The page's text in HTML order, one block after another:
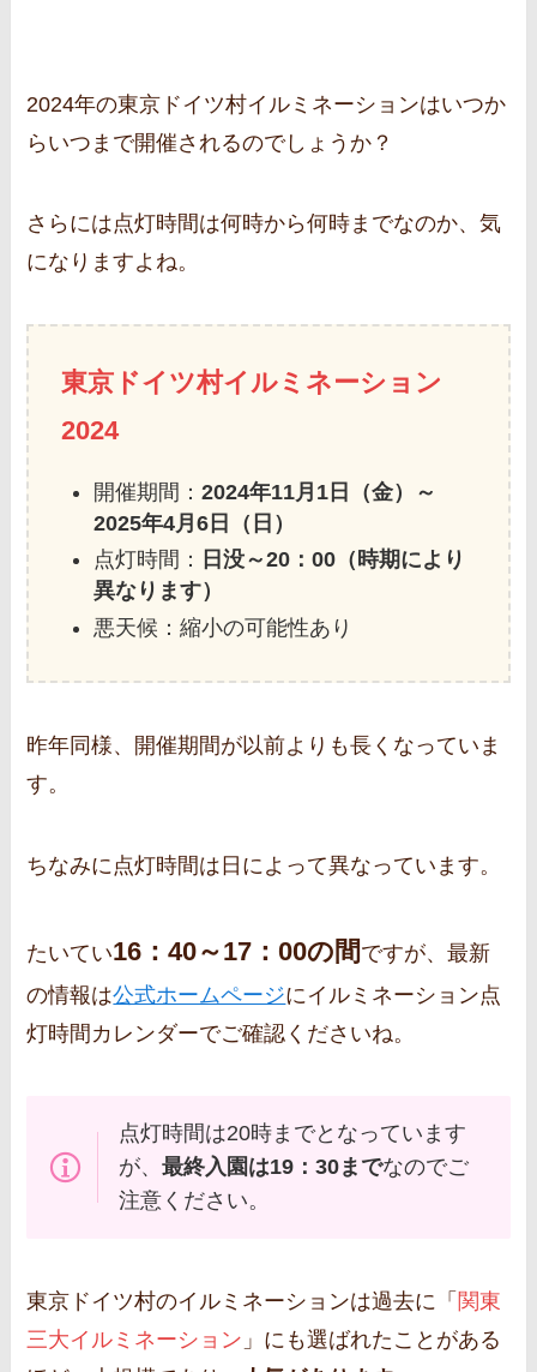
2024年の東京ドイツ村イルミネーションはいつか
らいつまで開催されるのでしょうか？
さらには点灯時間は何時から何時までなのか、気
になりますよね。
東京ドイツ村イルミネーション
2024
開催期間：2024年11月1日（金）～
2025年4月6日（日）
点灯時間： 日没～20：00（時期により
異なります）
悪天候：縮小の可能性あり
昨年同様、開催期間が以前よりも長くなっていま
す。
ちなみに点灯時間は日によって異なっています。
たいてい16：40～17：00の間 ですが、最新
の情報は公式ホームページにイルミネーション点
灯時間カレンダーでご確認くださいね。
点灯時間は20時までとなっています
が、 最終入園は19：30までなのでご
注意ください。
東京ドイツ村のイルミネーションは過去に「 関東
三大イルミネーション 」にも選ばれたことがある